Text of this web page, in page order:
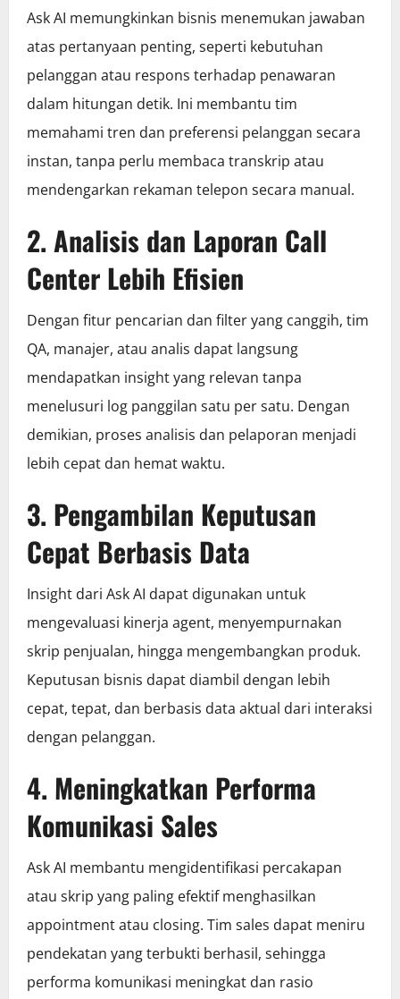
Ask AI memungkinkan bisnis menemukan jawaban
atas pertanyaan penting, seperti kebutuhan
pelanggan atau respons terhadap penawaran
dalam hitungan detik. Ini membantu tim
memahami tren dan preferensi pelanggan secara
instan, tanpa perlu membaca transkrip atau
mendengarkan rekaman telepon secara manual.
2. Analisis dan Laporan Call
Center Lebih Efisien
Dengan fitur pencarian dan filter yang canggih, tim
QA, manajer, atau analis dapat langsung
mendapatkan insight yang relevan tanpa
menelusuri log panggilan satu per satu. Dengan
demikian, proses analisis dan pelaporan menjadi
lebih cepat dan hemat waktu.
3. Pengambilan Keputusan
Cepat Berbasis Data
Insight dari Ask AI dapat digunakan untuk
mengevaluasi kinerja agent, menyempurnakan
skrip penjualan, hingga mengembangkan produk.
Keputusan bisnis dapat diambil dengan lebih
cepat, tepat, dan berbasis data aktual dari interaksi
dengan pelanggan.
4. Meningkatkan Performa
Komunikasi Sales
Ask AI membantu mengidentifikasi percakapan
atau skrip yang paling efektif menghasilkan
appointment atau closing. Tim sales dapat meniru
pendekatan yang terbukti berhasil, sehingga
performa komunikasi meningkat dan rasio